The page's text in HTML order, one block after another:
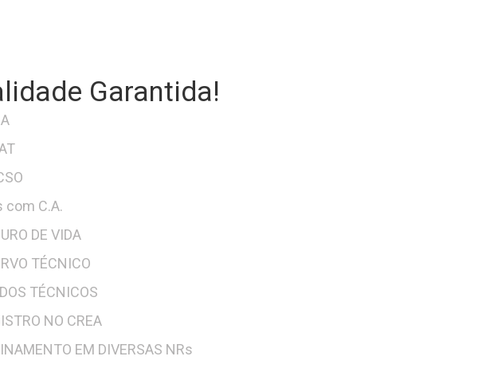
Garantida!
com C.A.
DE VIDA
TÉCNICO
TÉCNICOS
NO CREA
EM DIVERSAS NRs